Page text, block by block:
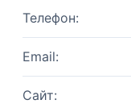
Телефон:
Email:
Сайт: